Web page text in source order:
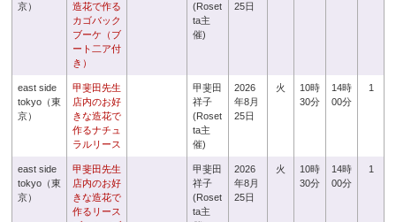
京）
造花で作る
カゴバック
ブーケ（ブ
ート二ア付
き）
(Roset
ta主
催)
25日
east side
tokyo（東
京）
甲斐田先生
店内のお好
きな造花で
作るナチュ
ラルリース
甲斐田
祥子
(Roset
ta主
催)
2026
年8月
25日
火
10時
30分
14時
00分
1
east side
tokyo（東
京）
甲斐田先生
店内のお好
きな造花で
作るリース
甲斐田
祥子
(Roset
ta主
2026
年8月
25日
火
10時
30分
14時
00分
1